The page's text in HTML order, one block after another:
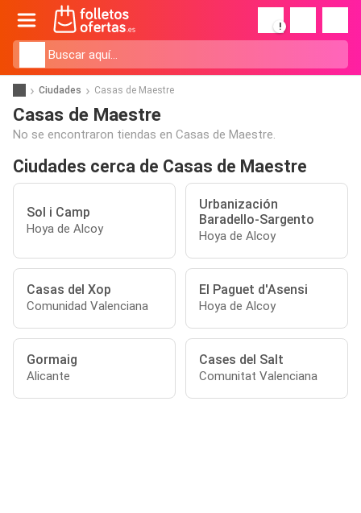
!
Ciudades Casas de Maestre
Casas de Maestre
No se encontraron tiendas en Casas de Maestre.
Ciudades cerca de Casas de Maestre
Sol i Camp
Hoya de Alcoy
Urbanización
Baradello-Sargento
Hoya de Alcoy
Casas del Xop
Comunidad Valenciana
El Paguet d'Asensi
Hoya de Alcoy
Gormaig
Alicante
Cases del Salt
Comunitat Valenciana